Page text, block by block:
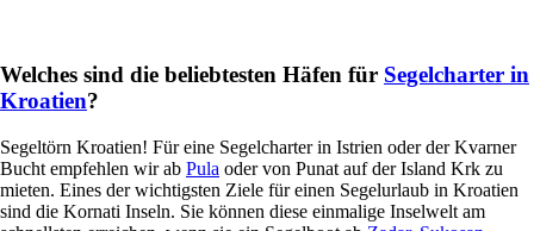
Welches sind die beliebtesten Häfen für Segelcharter in
Kroatien?
Segeltörn Kroatien! Für eine Segelcharter in Istrien oder der Kvarner
Bucht empfehlen wir ab Pula oder von Punat auf der Island Krk zu
mieten. Eines der wichtigsten Ziele für einen Segelurlaub in Kroatien
sind die Kornati Inseln. Sie können diese einmalige Inselwelt am